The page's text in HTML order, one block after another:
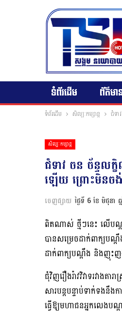
ទំព័រដើម ព័ត៌មា
ទំព័រដើម សិល្បៈកម្សាន្ត ជំទា
សិល្បៈកម្សាន្ត
ជំទាវ ចន ច័ន្ទល
ឡើយ ព្រោះមិនច
ចេញផ្សាយ ថ្ងៃទី 6 ខែ មិថុនា
ពិតណាស់ ថ្មីៗនេះ លើបណ្ដ
បានសម្រេចដាក់ពាក្យបណ្
ដាក់ពាក្យបណ្តឹង និងញុះញ
ជុំវិញរឿងរ៉ាវវិវាទរវាង
សារបន្តបន្ទាប់ទាក់ទងនឹង
ធ្វើឱ្យមហាជនអ្នកលេងបណ្